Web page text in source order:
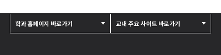
학과 홈페이지 바로가기 교내 주요 사이트 바로가기